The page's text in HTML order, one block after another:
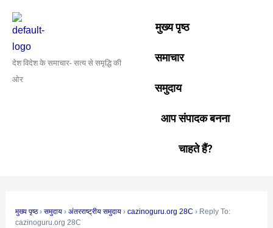
content
देश विदेश के समाचार- सत्य से समृद्धि की
ओर
मुख्य पृष्ठ
समाचार
समुदाय
आप संपादक बनना
चाहते हैं?
मुख्य पृष्ठ › समुदाय › अंतरराष्ट्रीय समुदाय › cazinoguru.org 28C › Reply To:
cazinoguru.org 28C
navigation